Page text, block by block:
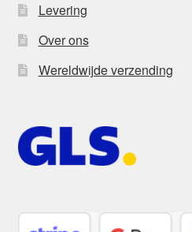
Levering
Over ons
Wereldwijde verzending